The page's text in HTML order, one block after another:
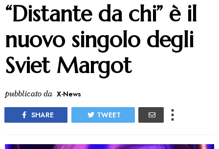
“Distante da chi” è il
nuovo singolo degli
Sviet Margot
pubblicato da X-News
SHARE TWEET